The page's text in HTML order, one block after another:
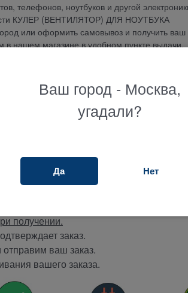
телефонов, ноутбуков и другой
КУЛЕР (ВЕНТИЛЯТОР) ДЛЯ НОУТБУКА
или оформить самовывоз и получить ваш
магазине в удобном пункте выдачи.
по банковскому счету, наложенным
ДЛЯ НОУТБУКА 13GNLJ1AM010-1 3
вы ищите где купить и не знаете как
питания или другую запчасть, наш менеджер
ТЕРАБАЙТ МАРКЕТ
получении.
заказ.
ваш заказ.
вашего заказа.
Ваш город - Москва,
угадали?
Да Нет